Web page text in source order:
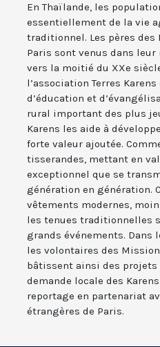
En Thaïlande, les
essentiellement de la vie
traditionnel. Les pères
Paris sont venus dans
vers la moitié du XXe
l’association Terres
d’éducation et
rural important des plus
Karens les aide à
forte valeur ajoutée.
tisserandes, mettant en
exceptionnel que se
génération en génération.
vêtements modernes,
les tenues traditionnelles
grands événements.
les volontaires des
bâtissent ainsi des projets
demande locale des
reportage en partenariat
étrangères de Paris.